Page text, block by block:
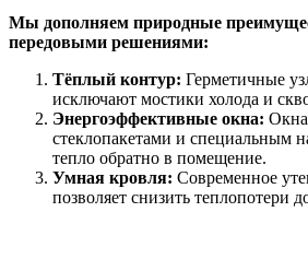
Мы дополняем природные
передовыми решениями:
Тёплый контур: Герметичные
исключают мостики холода и
Энергоэффективные окна:
стеклопакетами и специальным
тепло обратно в помещение.
Умная кровля: Современное
позволяет снизить теплопотери